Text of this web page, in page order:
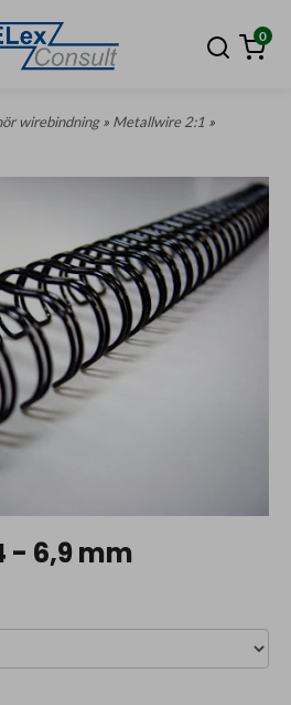
0
wirebindning» Metallwire 2:1 »
- 6,9 mm